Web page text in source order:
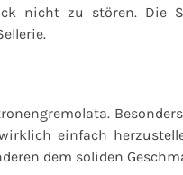
nicht zu stören. Die
einfach
dem soliden